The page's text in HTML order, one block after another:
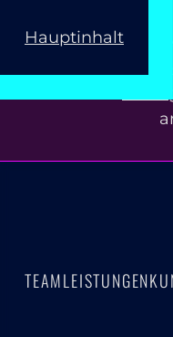
Hauptinhalt
Jetzt zu
ERP-
TEAMLEISTUNGEN